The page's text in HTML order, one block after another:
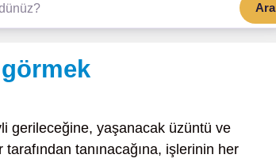
Ara
gerileceğine, yaşanacak üzüntü ve
tanınacağına, işlerinin her